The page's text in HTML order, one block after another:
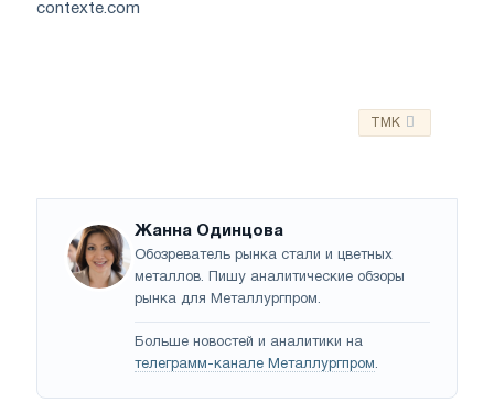
contexte.com
TMK
Жанна Одинцова
Обозреватель рынка стали и цветных
металлов. Пишу аналитические обзоры
рынка для Металлургпром.
Больше новостей и аналитики на
телеграмм-канале Металлургпром.